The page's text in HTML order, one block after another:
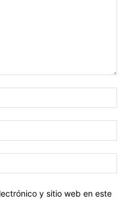
y sitio web en este